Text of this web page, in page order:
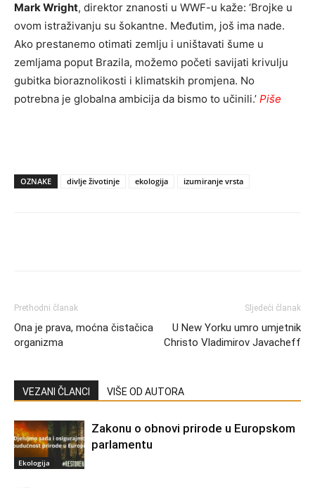
Mark Wright, direktor znanosti u WWF-u kaže: ‘Brojke u
ovom istraživanju su šokantne. Međutim, još ima nade.
Ako prestanemo otimati zemlju i uništavati šume u
zemljama poput Brazila, možemo početi savijati krivulju
gubitka bioraznolikosti i klimatskih promjena. No
potrebna je globalna ambicija da bismo to učinili.’ Piše
OZNAKE divlje životinje ekologija izumiranje vrsta
Prethodni članak
Ona je prava, moćna čistačica
organizma
Sljedeći članak
U New Yorku umro umjetnik
Christo Vladimirov Javacheff
VEZANI ČLANCI VIŠE OD AUTORA
Ekologija
Zakonu o obnovi prirode u Europskom
parlamentu